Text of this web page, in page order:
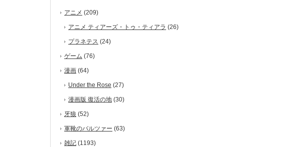
アニメ (209)
アニメ ティアーズ・トゥ・ティアラ (26)
プラネテス (24)
ゲーム (76)
漫画 (64)
Under the Rose (27)
漫画版 復活の地 (30)
牙狼 (52)
軍靴のバルツァー (63)
雑記 (1193)